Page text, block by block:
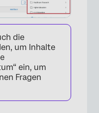
die
um Inhalte
ein, um
Fragen